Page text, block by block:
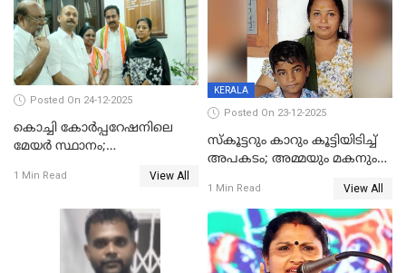
Posted On 24-12-2025
കൊച്ചി കോര്‍പ്പറേഷനിലെ
മേയര്‍ സ്ഥാനം;
രൂക്ഷം
1 Min Read View All
KERALA
Posted On 23-12-2025
സ്കൂട്ടറും കാറും കൂട്ടിയിടിച്ച്
അപകടം; അമ്മയും മകനും
ഗുരുതരാവസ്ഥയിൽ
1 Min Read View All